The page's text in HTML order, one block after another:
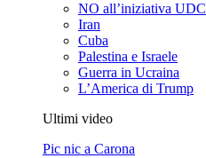
NO all’iniziativa UDC
Iran
Cuba
Palestina e Israele
Guerra in Ucraina
L’America di Trump
Ultimi video
Pic nic a Carona